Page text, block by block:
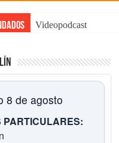
Videopodcast
8 de agosto
PARTICULARES: